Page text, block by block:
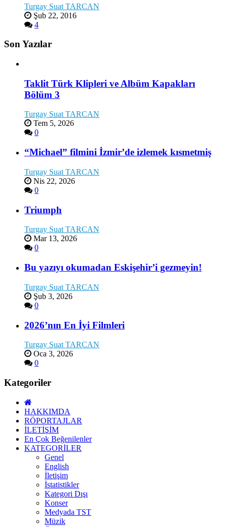
Turgay Suat TARCAN
Şub 22, 2016
4
Son Yazılar
Taklit Türk Klipleri ve Albüm Kapakları
Bölüm 3
Turgay Suat TARCAN
Tem 5, 2026
0
“Michael” filmini İzmir’de izlemek kısmetmiş
Turgay Suat TARCAN
Nis 22, 2026
0
Triumph
Turgay Suat TARCAN
Mar 13, 2026
0
Bu yazıyı okumadan Eskişehir’i gezmeyin!
Turgay Suat TARCAN
Şub 3, 2026
0
2026’nın En İyi Filmleri
Turgay Suat TARCAN
Oca 3, 2026
0
Kategoriler
HAKKIMDA
RÖPORTAJLAR
İLETİŞİM
En Çok Beğenilenler
KATEGORİLER
Genel
English
İletişim
İstatistikler
Kategori Dışı
Konser
Medyada TST
Müzik